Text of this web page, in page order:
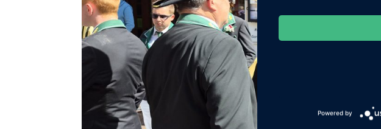
Powered by